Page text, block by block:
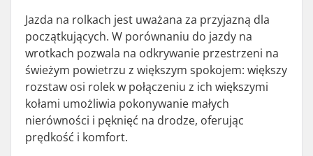
Jazda na rolkach jest uważana za przyjazną dla
początkujących. W porównaniu do jazdy na
wrotkach pozwala na odkrywanie przestrzeni na
świeżym powietrzu z większym spokojem: większy
rozstaw osi rolek w połączeniu z ich większymi
kołami umożliwia pokonywanie małych
nierówności i pęknięć na drodze, oferując
prędkość i komfort.